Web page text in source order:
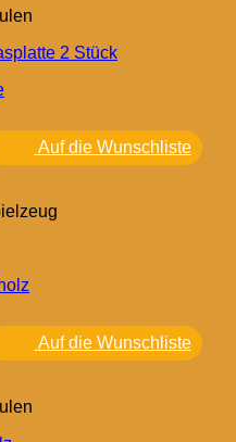
2 Stück
Auf die Wunschliste
Auf die Wunschliste